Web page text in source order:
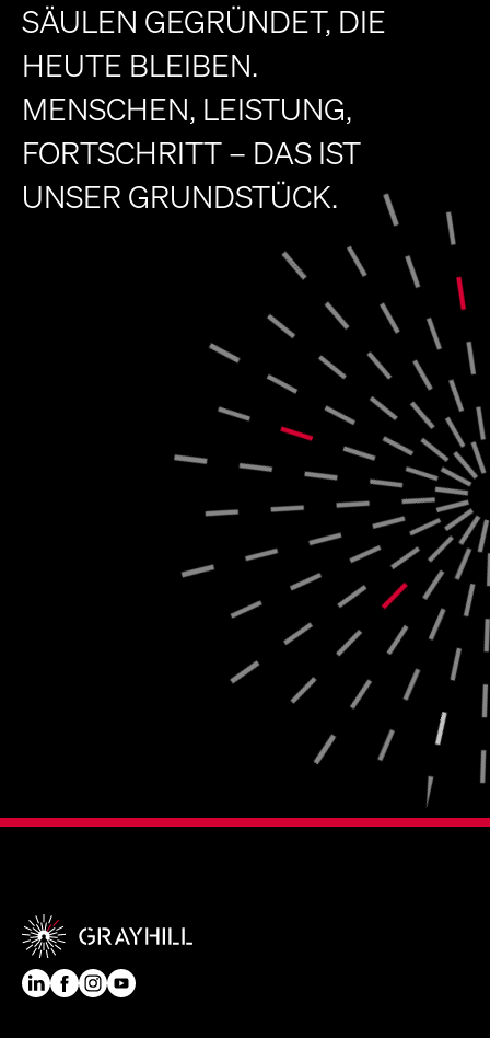
SÄULEN GEGRÜNDET, DIE
HEUTE BLEIBEN.
MENSCHEN, LEISTUNG,
FORTSCHRITT – DAS IST
UNSER GRUNDSTÜCK.